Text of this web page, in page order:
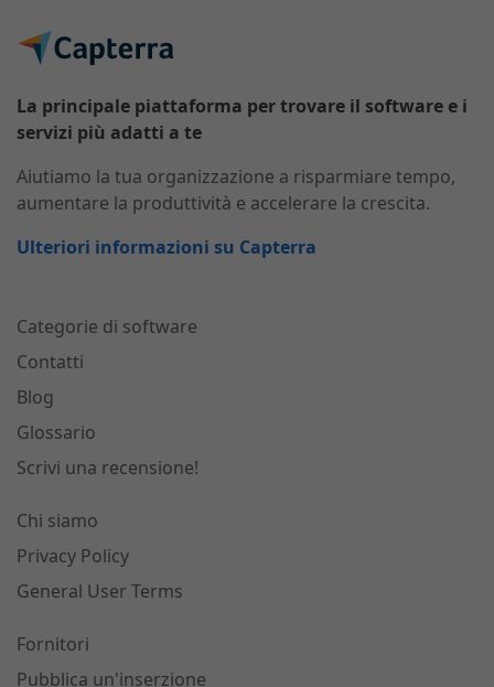
La principale piattaforma per trovare il software e i
servizi più adatti a te
Aiutiamo la tua organizzazione a risparmiare tempo,
aumentare la produttività e accelerare la crescita.
Ulteriori informazioni su Capterra
Categorie di software
Contatti
Blog
Glossario
Scrivi una recensione!
Chi siamo
Privacy Policy
General User Terms
Fornitori
Pubblica un'inserzione